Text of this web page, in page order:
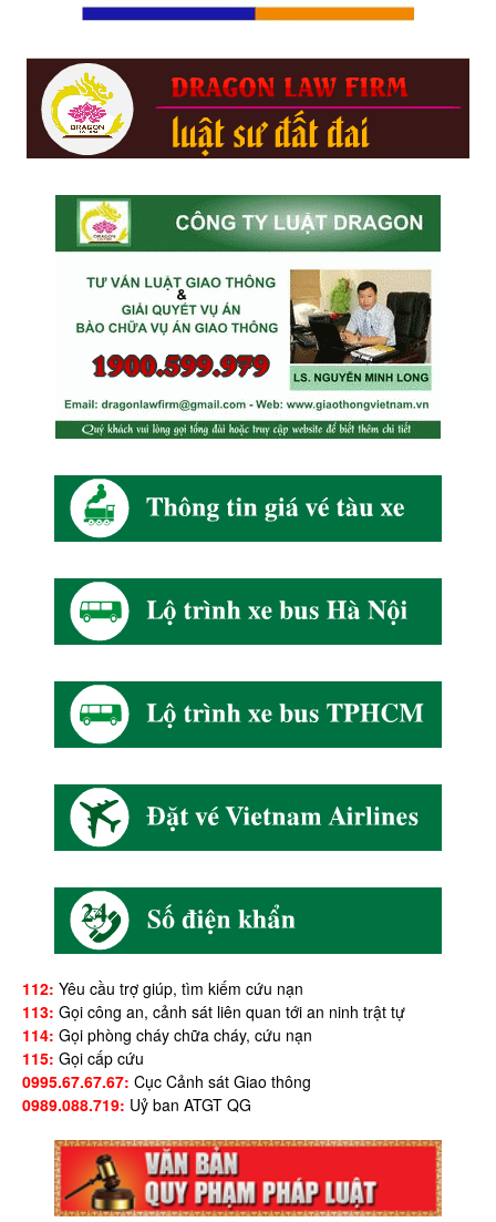
112: Yêu cầu trợ giúp, tìm kiếm cứu nạn
113: Gọi công an, cảnh sát liên quan tới an ninh trật tự
114: Gọi phòng cháy chữa cháy, cứu nạn
115: Gọi cấp cứu
0995.67.67.67: Cục Cảnh sát Giao thông
0989.088.719: Uỷ ban ATGT QG